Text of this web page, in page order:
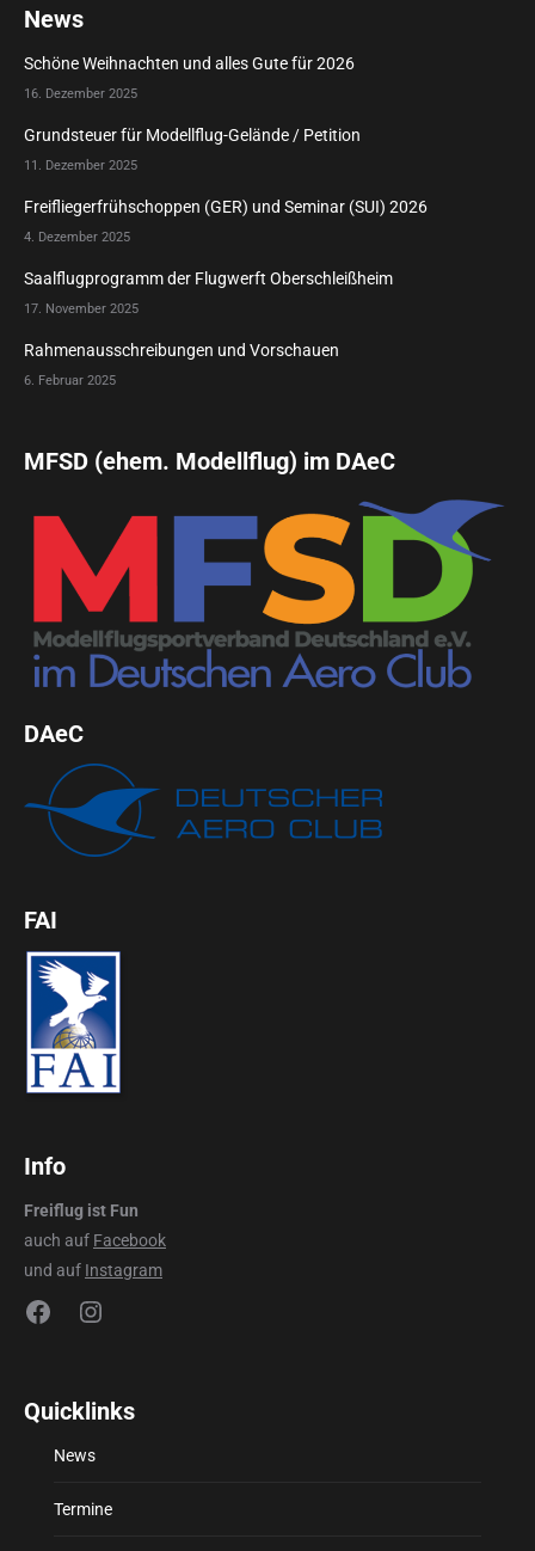
News
Schöne Weihnachten und alles Gute für 2026
16. Dezember 2025
Grundsteuer für Modellflug-Gelände / Petition
11. Dezember 2025
Freifliegerfrühschoppen (GER) und Seminar (SUI) 2026
4. Dezember 2025
Saalflugprogramm der Flugwerft Oberschleißheim
17. November 2025
Rahmenausschreibungen und Vorschauen
6. Februar 2025
MFSD (ehem. Modellflug) im DAeC
DAeC
FAI
Info
Freiflug ist Fun
auch auf Facebook
und auf Instagram
FacebookInstagram
Quicklinks
News
Termine